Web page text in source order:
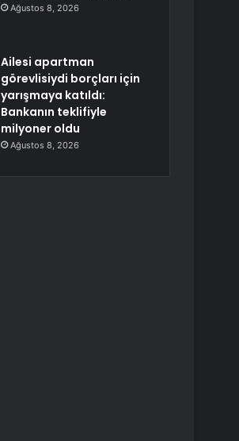
Ağustos 8, 2026
Ailesi apartman
görevlisiydi borçları için
yarışmaya katıldı:
Bankanın teklifiyle
milyoner oldu
Ağustos 8, 2026